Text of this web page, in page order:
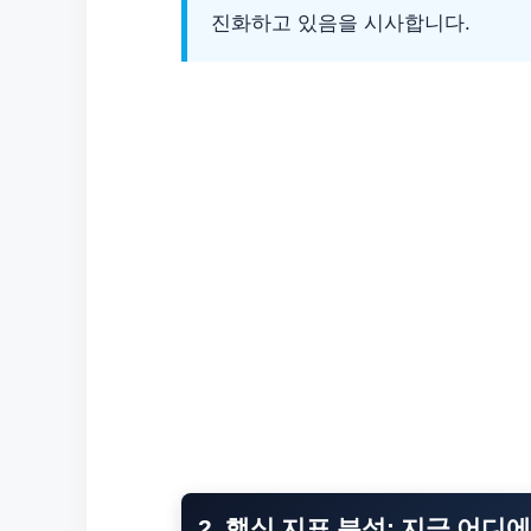
진화하고 있음을 시사합니다.